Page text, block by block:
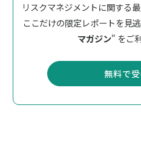
リスクマネジメントに関する
ここだけの限定レポートを見
マガジン" をご
無料で